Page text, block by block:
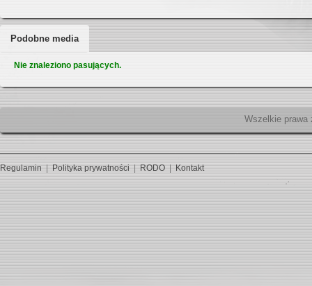
Podobne media
Nie znaleziono pasujących.
Regulamin Polityka prywatności RODO Kontakt